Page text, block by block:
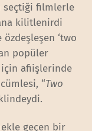
seçtiği filmlerle
kilitlenirdi
‘two
popüler
için afiişlerinde
“Two
geçen bir